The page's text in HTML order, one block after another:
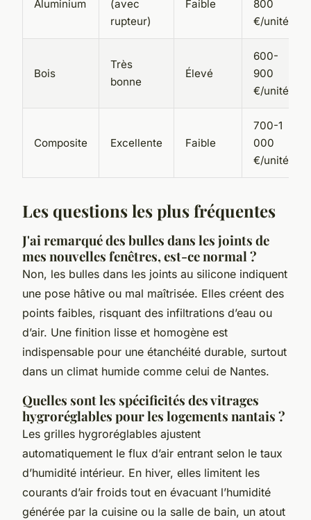
Aluminium
(avec
rupteur)
Faible
800
€/unité
Bois
Très
bonne
Élevé
600-
900
€/unité
Composite Excellente Faible
700-1
000
€/unité
Les questions les plus fréquentes
J'ai remarqué des bulles dans les joints de
mes nouvelles fenêtres, est-ce normal ?
Non, les bulles dans les joints au silicone indiquent
une pose hâtive ou mal maîtrisée. Elles créent des
points faibles, risquant des infiltrations d’eau ou
d’air. Une finition lisse et homogène est
indispensable pour une étanchéité durable, surtout
dans un climat humide comme celui de Nantes.
Quelles sont les spécificités des vitrages
hygroréglables pour les logements nantais ?
Les grilles hygroréglables ajustent
automatiquement le flux d’air entrant selon le taux
d’humidité intérieur. En hiver, elles limitent les
courants d’air froids tout en évacuant l’humidité
générée par la cuisine ou la salle de bain, un atout